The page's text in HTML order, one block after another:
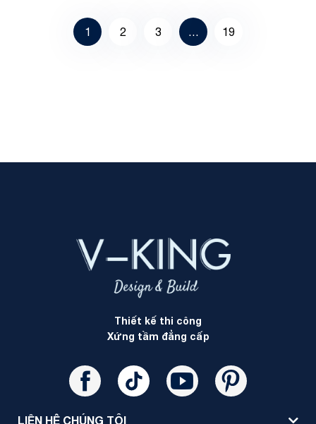
1 2 3 … 19
Thiết kế thi công
Xứng tầm đẳng cấp
LIÊN HỆ CHÚNG TÔI